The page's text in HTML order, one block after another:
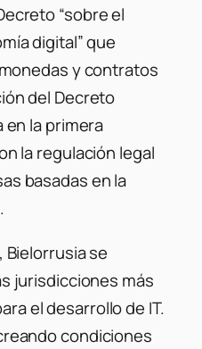
“sobre el
digital” que
y contratos
del Decreto
en la primera
la regulación legal
basadas en la
Bielorrusia se
jurisdicciones más
el desarrollo de IT.
condiciones